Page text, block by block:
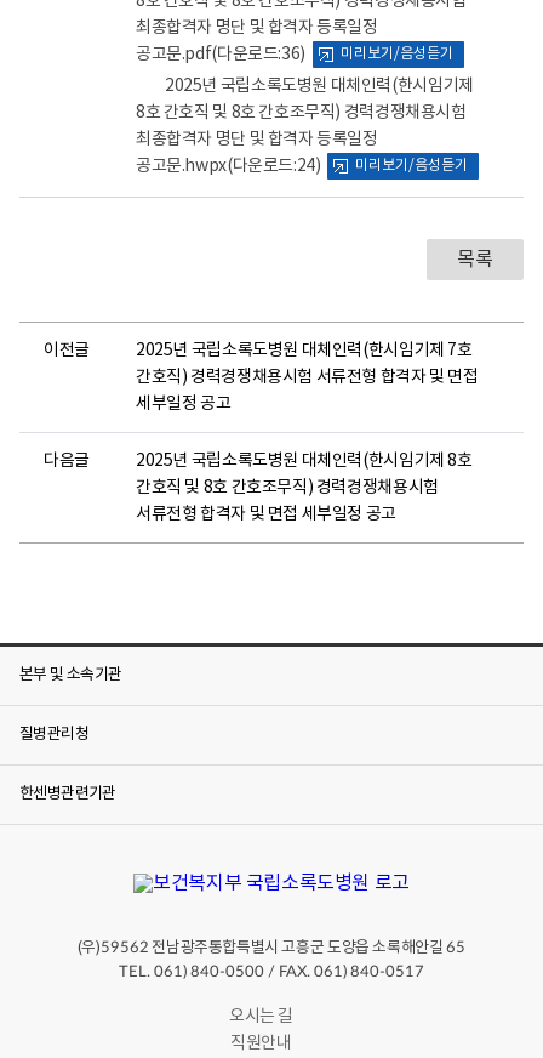
최종합격자 명단 및 합격자 등록일정
공고문.pdf(다운로드:36) 미리보기/음성듣기
2025년 국립소록도병원 대체인력(한시임기제
8호 간호직 및 8호 간호조무직) 경력경쟁채용시험
최종합격자 명단 및 합격자 등록일정
공고문.hwpx(다운로드:24) 미리보기/음성듣기
목록
이전글
2025년 국립소록도병원 대체인력(한시임기제 7호
간호직) 경력경쟁채용시험 서류전형 합격자 및 면접
세부일정 공고
다음글
2025년 국립소록도병원 대체인력(한시임기제 8호
간호직 및 8호 간호조무직) 경력경쟁채용시험
서류전형 합격자 및 면접 세부일정 공고
본부 및 소속기관
질병관리청
한센병관련기관
(우)59562 전남광주통합특별시 고흥군 도양읍 소록해안길65
TEL. 061) 840-0500 / FAX. 061) 840-0517
오시는 길
직원안내